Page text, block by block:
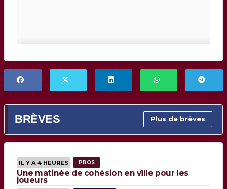
BRÈVES Plus de brèves
IL Y A 4 HEURES PROS
Une matinée de cohésion en ville pour les
joueurs